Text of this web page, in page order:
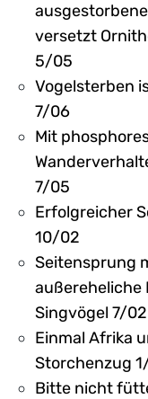
versetzt
5/05
Vogelsterben
7/06
Mit
7/05
Erfolgreicher
10/02
Seitensprung
außereheliche
Singvögel 7/02
Einmal Afrika
Storchenzug
Bitte nicht